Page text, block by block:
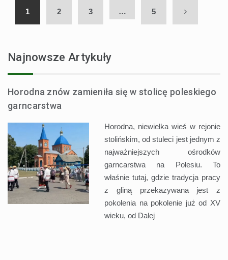
1 2 3 … 5
Najnowsze Artykuły
Horodna znów zamieniła się w stolicę poleskiego
garncarstwa
Horodna, niewielka wieś w rejonie
stolińskim, od stuleci jest jednym z
najważniejszych ośrodków
garncarstwa na Polesiu. To
właśnie tutaj, gdzie tradycja pracy
z gliną przekazywana jest z
pokolenia na pokolenie już od XV
wieku, od Dalej